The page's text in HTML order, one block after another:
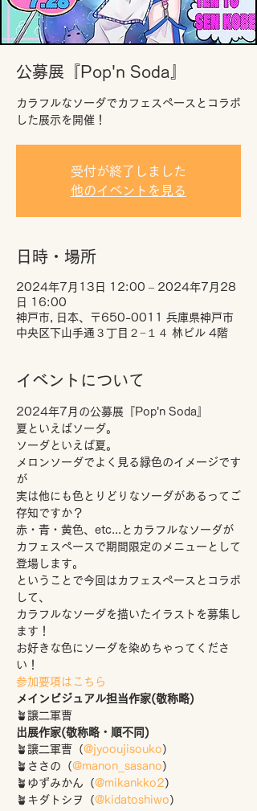
公募展『Pop'n Soda』
カラフルなソーダでカフェスペースとコラボ
した展示を開催！
受付が終了しました
他のイベントを見る
日時・場所
2024年7月13日 12:00 – 2024年7月28
日 16:00
神戸市, 日本、〒650-0011 兵庫県神戸市
中央区下山手通３丁目２−１４ 林ビル 4階
イベントについて
2024年7月の公募展『Pop'n Soda』
夏といえばソーダ。
ソーダといえば夏。
メロンソーダでよく見る緑色のイメージです
が
実は他にも色とりどりなソーダがあるってご
存知ですか？
赤・青・黄色、etc...とカラフルなソーダが
カフェスペースで期間限定のメニューとして
登場します。
ということで今回はカフェスペースとコラボ
して、
カラフルなソーダを描いたイラストを募集し
ます！
お好きな色にソーダを染めちゃってくださ
い！
参加要項はこちら
メインビジュアル担当作家(敬称略)
🪴譲二軍曹
出展作家(敬称略・順不同)
🪴譲二軍曹（@jyooujisouko）
🪴ささの（@manon_sasano）
🪴ゆずみかん（@mikankko2）
🪴キダトシヲ（@kidatoshiwo）